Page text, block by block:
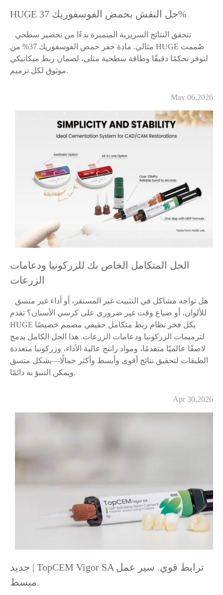
HUGE جل النقش بحمض الفوسفوريك 37%
تتحقق النتائج السريرية المتميزة بدءًا من تحضير سطحي
مثالي. مادة حفر حمض الفوسفوريك 37% من HUGE صُممت
لتوفر تحكمًا دقيقًا وطاقة سطحية مثلى، لضمان ربط ميكانيكي
موثوق لكل ترميم.
May 06,2026
الحل المتكامل الخاص بك للزركونيا ودعامات
الزرعات
هل تواجه مشاكل في التثبيت غير المستقر، أو أداء غير متسق
للألوان، أو ضياع وقت غير ضروري على كرسي الأسنان؟ تقدم
HUGE بكل فخر نظام ربط متكامل حقيقي مصمم خصيصًا
لترميمات الزركونيا ودعامات الزرعات. هذا الحل الكامل يدمج
لاصقًا عالميًا متقدمًا، ومواد راتنج عالية الأداء، وزركونيا متعددة
الطبقات لتحقيق نتائج أقوى وأبسط وأكثر جمالًا—بشكل متسق
ويمكن التنبؤ به دائمًا.
Apr 30,2026
جديد | TopCEM Vigor SA ترابط قوي. سير عمل
مبسط.